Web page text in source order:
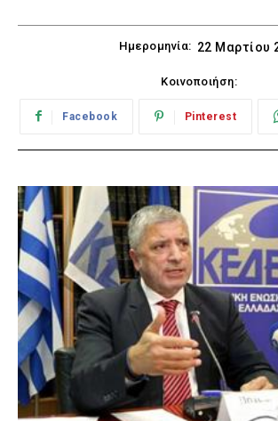
Ημερομηνία: 22 Μαρτίου
Κοινοποιήση:
Facebook Pinterest